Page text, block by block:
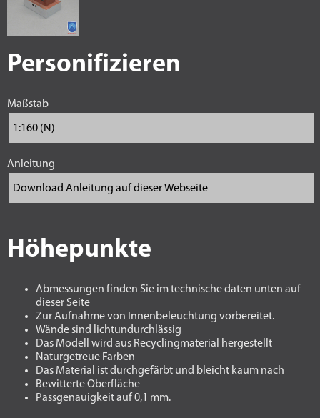
Personifizieren
Maßstab
Anleitung
Höhepunkte
Abmessungen finden Sie im technische daten unten auf
dieser Seite
Zur Aufnahme von Innenbeleuchtung vorbereitet.
Wände sind lichtundurchlässig
Das Modell wird aus Recyclingmaterial hergestellt
Naturgetreue Farben
Das Material ist durchgefärbt und bleicht kaum nach
Bewitterte Oberfläche
Passgenauigkeit auf 0,1 mm.